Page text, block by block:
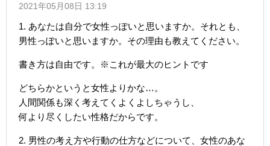
2021年05月08日 13:19
1. あなたは自分で女性っぽいと思いますか。それとも、
男性っぽいと思いますか。その理由も教えてください。
書き方は自由です。※これが最大のヒントです
どちらかというと女性よりかな…。
人間関係も深く考えてくよくよしちゃうし、
何より尽くしたい性格だからです。
2. 男性の考え方や行動の仕方などについて、女性のあな